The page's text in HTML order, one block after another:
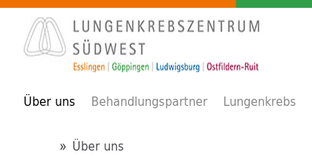
Über uns Behandlungspartner Lungenkrebs
Über uns